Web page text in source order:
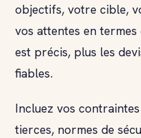
objectifs, votre cible,
vos attentes en termes
est précis, plus les
fiables.
Incluez vos
tierces, normes de